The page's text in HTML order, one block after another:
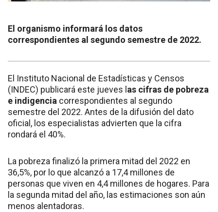
El organismo informará los datos
correspondientes al segundo semestre de 2022.
El Instituto Nacional de Estadísticas y Censos
(INDEC) publicará este jueves l as cifras de pobreza
e indigencia correspondientes al segundo
semestre del 2022. Antes de la difusión del dato
oficial, los especialistas advierten que la cifra
rondará el 40%.
La pobreza finalizó la primera mitad del 2022 en
36,5%, por lo que alcanzó a 17,4 millones de
personas que viven en 4,4 millones de hogares. Para
la segunda mitad del año, las estimaciones son aún
menos alentadoras.